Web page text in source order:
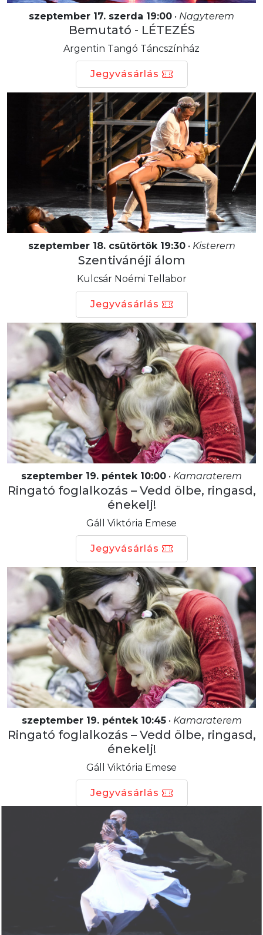
szeptember 17. szerda 19:00 • Nagyterem
Bemutató - LÉTEZÉS
Argentin Tangó Táncszínház
Jegyvásárlás
szeptember 18. csütörtök 19:30• Kisterem
Szentivánéji álom
Kulcsár Noémi Tellabor
Jegyvásárlás
szeptember 19. péntek 10:00 • Kamaraterem
Ringató foglalkozás – Vedd ölbe, ringasd,
énekelj!
Gáll Viktória Emese
Jegyvásárlás
szeptember 19. péntek 10:45• Kamaraterem
Ringató foglalkozás – Vedd ölbe, ringasd,
énekelj!
Gáll Viktória Emese
Jegyvásárlás